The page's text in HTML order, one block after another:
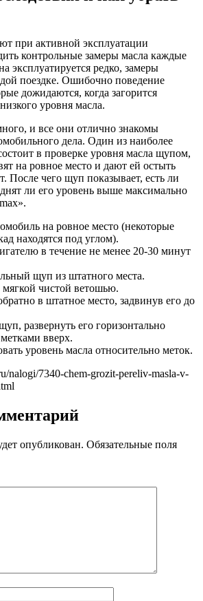
при активной эксплуатации
контрольные замеры масла каждые
эксплуатируется редко, замеры
поездке. Ошибочно поведение
дожидаются, когда загорится
уровня масла.
и все они отлично знакомы
дела. Один из наиболее
в проверке уровня масла щупом,
на ровное место и дают ей остыть
После чего щуп показывает, есть ли
ли его уровень выше максимально
на ровное место (некоторые
находятся под углом).
в течение не менее 20-30 минут
щуп из штатного места.
чистой ветошью.
в штатное место, задвинув его до
развернуть его горизонтально
вверх.
уровень масла относительно меток.
nalogi/7340-chem-grozit-pereliv-masla-v-
опубликован. Обязательные поля